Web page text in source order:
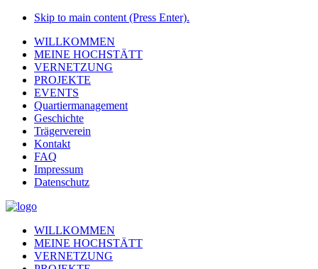
Skip to main content (Press Enter).
WILLKOMMEN
MEINE HOCHSTÄTT
VERNETZUNG
PROJEKTE
EVENTS
Quartiermanagement
Geschichte
Trägerverein
Kontakt
FAQ
Impressum
Datenschutz
WILLKOMMEN
MEINE HOCHSTÄTT
VERNETZUNG